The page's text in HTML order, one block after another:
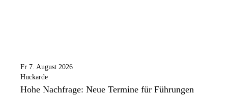
Fr 7. August 2026
Huckarde
Hohe Nachfrage: Neue Termine für Führungen